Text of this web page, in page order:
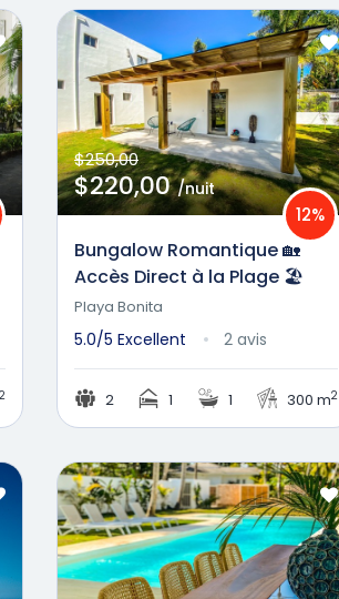
2
$250,00
$220,00/nuit
Bungalow Romantique 🏡
Accès Direct à la Plage 🏖️
12%
Playa Bonita
5.0/5 Excellent 2 avis
2 1 1 300 m2